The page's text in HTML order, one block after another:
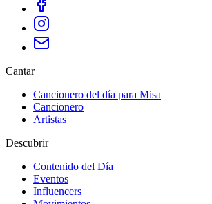
Cantar
Cancionero del día para Misa
Cancionero
Artistas
Descubrir
Contenido del Día
Eventos
Influencers